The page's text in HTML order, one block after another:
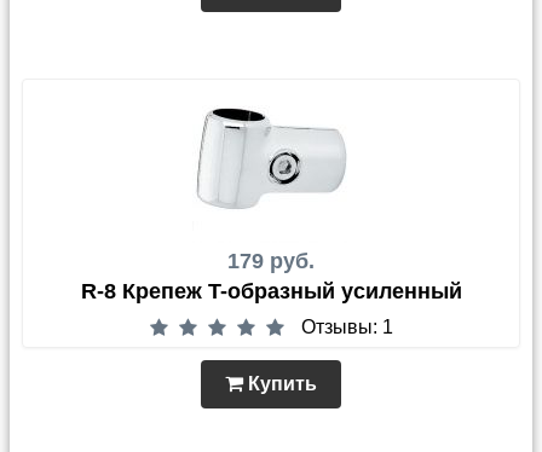
179 руб.
R-8 Крепеж T-образный усиленный
Отзывы: 1
Купить